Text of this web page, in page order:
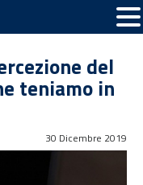
del
teniamo in
30 Dicembre 2019